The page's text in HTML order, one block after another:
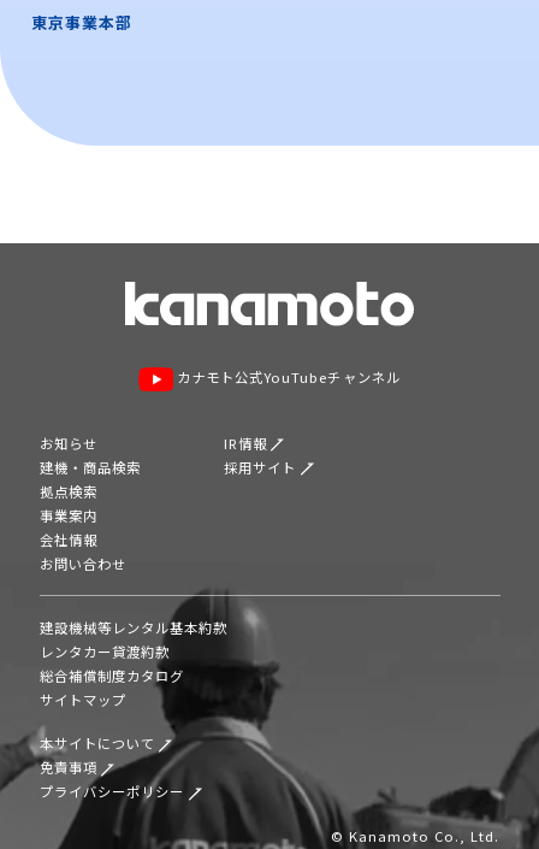
東京事業本部
カナモト公式YouTubeチャンネル
お知らせ
建機・商品検索
拠点検索
事業案内
会社情報
お問い合わせ
IR情報
採用サイト
建設機械等レンタル基本約款
レンタカー貸渡約款
総合補償制度カタログ
サイトマップ
本サイトについて
免責事項
プライバシーポリシー
© Kanamoto Co., Ltd.